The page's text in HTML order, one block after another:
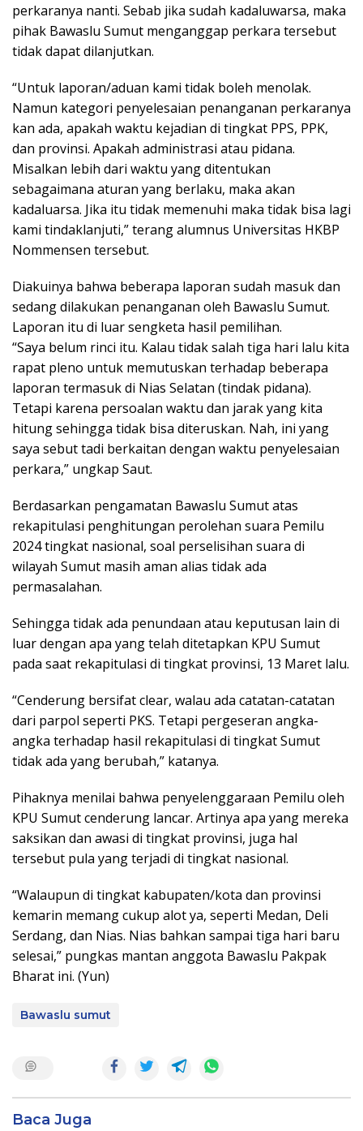
perkaranya nanti. Sebab jika sudah kadaluwarsa, maka
pihak Bawaslu Sumut menganggap perkara tersebut
tidak dapat dilanjutkan.
“Untuk laporan/aduan kami tidak boleh menolak.
Namun kategori penyelesaian penanganan perkaranya
kan ada, apakah waktu kejadian di tingkat PPS, PPK,
dan provinsi. Apakah administrasi atau pidana.
Misalkan lebih dari waktu yang ditentukan
sebagaimana aturan yang berlaku, maka akan
kadaluarsa. Jika itu tidak memenuhi maka tidak bisa lagi
kami tindaklanjuti,” terang alumnus Universitas HKBP
Nommensen tersebut.
Diakuinya bahwa beberapa laporan sudah masuk dan
sedang dilakukan penanganan oleh Bawaslu Sumut.
Laporan itu di luar sengketa hasil pemilihan.
“Saya belum rinci itu. Kalau tidak salah tiga hari lalu kita
rapat pleno untuk memutuskan terhadap beberapa
laporan termasuk di Nias Selatan (tindak pidana).
Tetapi karena persoalan waktu dan jarak yang kita
hitung sehingga tidak bisa diteruskan. Nah, ini yang
saya sebut tadi berkaitan dengan waktu penyelesaian
perkara,” ungkap Saut.
Berdasarkan pengamatan Bawaslu Sumut atas
rekapitulasi penghitungan perolehan suara Pemilu
2024 tingkat nasional, soal perselisihan suara di
wilayah Sumut masih aman alias tidak ada
permasalahan.
Sehingga tidak ada penundaan atau keputusan lain di
luar dengan apa yang telah ditetapkan KPU Sumut
pada saat rekapitulasi di tingkat provinsi, 13 Maret lalu.
“Cenderung bersifat clear, walau ada catatan-catatan
dari parpol seperti PKS. Tetapi pergeseran angka-
angka terhadap hasil rekapitulasi di tingkat Sumut
tidak ada yang berubah,” katanya.
Pihaknya menilai bahwa penyelenggaraan Pemilu oleh
KPU Sumut cenderung lancar. Artinya apa yang mereka
saksikan dan awasi di tingkat provinsi, juga hal
tersebut pula yang terjadi di tingkat nasional.
“Walaupun di tingkat kabupaten/kota dan provinsi
kemarin memang cukup alot ya, seperti Medan, Deli
Serdang, dan Nias. Nias bahkan sampai tiga hari baru
selesai,” pungkas mantan anggota Bawaslu Pakpak
Bharat ini. (Yun)
Bawaslu sumut
Baca Juga